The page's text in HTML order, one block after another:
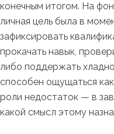
конечным итогом. На
личная цель была в
зафиксировать
прокачать навык,
либо поддержать
способен ощущаться
роли недостаток — в
какой смысл этому